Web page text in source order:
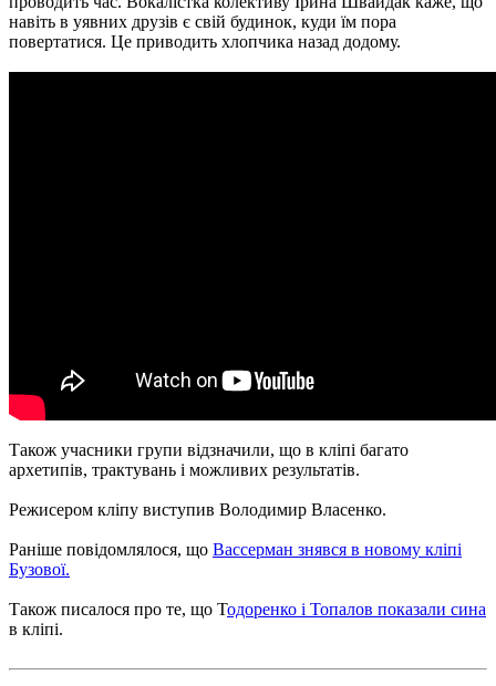
навіть в уявних друзів є свій будинок, куди їм пора
повертатися. Це приводить хлопчика назад додому.
Також учасники групи відзначили, що в кліпі багато
архетипів, трактувань і можливих результатів.
Режисером кліпу виступив Володимир Власенко.
Раніше повідомлялося, що Вассерман знявся в новому кліпі
Бузової.
Також писалося про те, що Тодоренко і Топалов показали сина
в кліпі.